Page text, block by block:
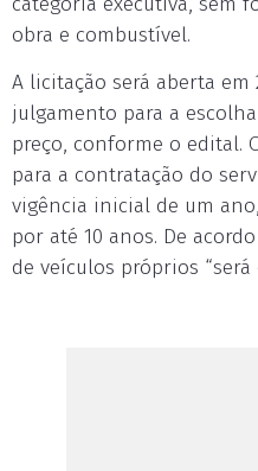
obra e combustível.
A licitação será aberta
julgamento para a
preço, conforme o edital.
para a contratação do
vigência inicial de um
por até 10 anos. De
de veículos próprios “será